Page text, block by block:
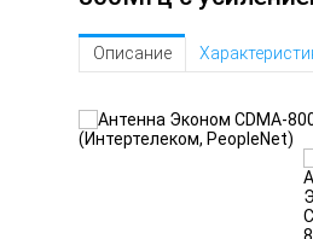
Описание